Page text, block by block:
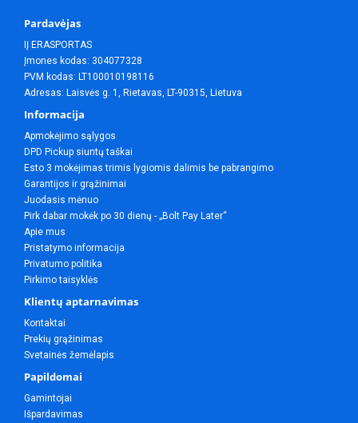
Pardavėjas
IĮ ERASPORTAS
Įmones kodas: 304077328
PVM kodas: LT100010198116
Adresas: Laisvės g. 1, Rietavas, LT-90315, Lietuva
Informacija
Apmokėjimo sąlygos
DPD Pickup siuntų taškai
Esto 3 mokėjimas trimis lygiomis dalimis be pabrangimo
Garantijos ir grąžinimai
Juodasis mėnuo
Pirk dabar mokėk po 30 dienų - „Bolt Pay Later“
Apie mus
Pristatymo informacija
Privatumo politika
Pirkimo taisyklės
Klientų aptarnavimas
Kontaktai
Prekių grąžinimas
Svetainės žemėlapis
Papildomai
Gamintojai
Išpardavimas